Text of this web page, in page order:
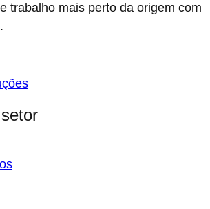
trabalho mais perto da origem com